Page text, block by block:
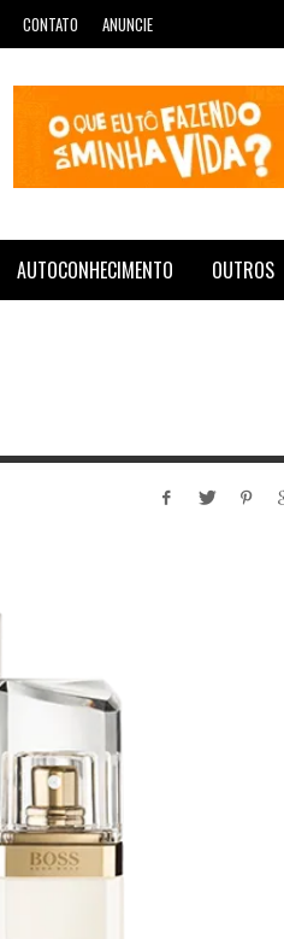
CONTATO ANUNCIE
AUTOCONHECIMENTO OUTROS